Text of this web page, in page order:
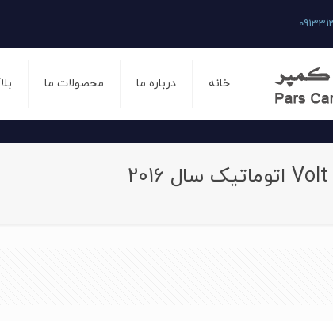
خانه درباره ما محصولات ما